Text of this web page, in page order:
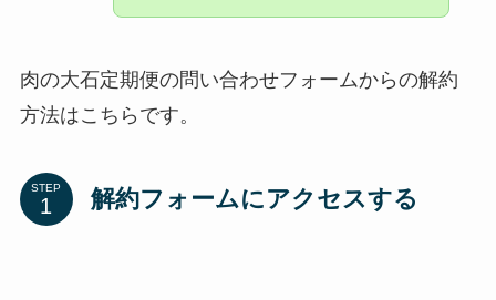
肉の大石定期便の問い合わせフォームからの解約
方法はこちらです。
STEP 解約フォームにアクセスする